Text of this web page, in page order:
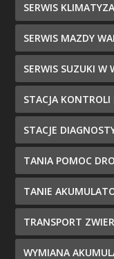
SERWIS
SERWIS MAZDY
SERWIS SUZUKI W
STACJA
STACJE
TANIA POMOC
TANIE
TRANSPORT
WYMIANA